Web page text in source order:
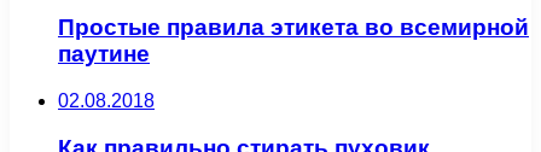
Простые правила этикета во всемирной
паутине
02.08.2018